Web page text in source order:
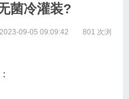
菌冷灌装?
09-05 09:09:42
801 次浏